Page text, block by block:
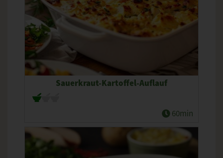
Sauerkraut-Kartoffel-Auflauf
60min